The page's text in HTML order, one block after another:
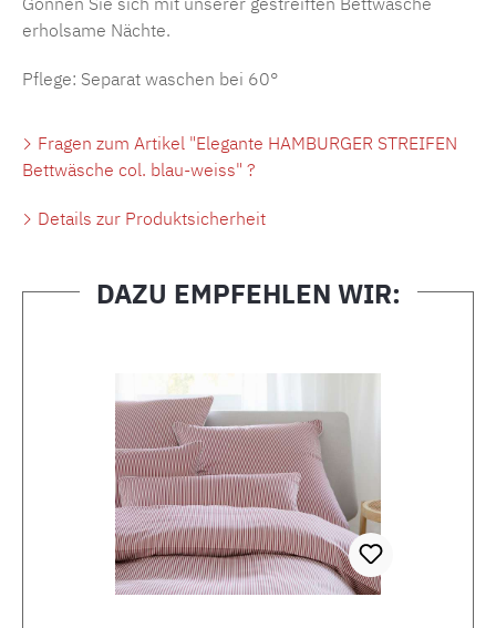
erholsame Nächte.
Pflege: Separat waschen bei 60°
Fragen zum Artikel "Elegante HAMBURGER STREIFEN
Bettwäsche col. blau-weiss" ?
Details zur Produktsicherheit
DAZU EMPFEHLEN WIR: